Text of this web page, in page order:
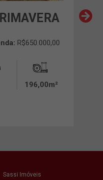
R$650.000,00
196,00m²
Sassi Imóveis